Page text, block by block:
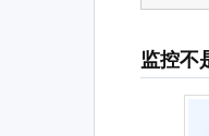
监控不